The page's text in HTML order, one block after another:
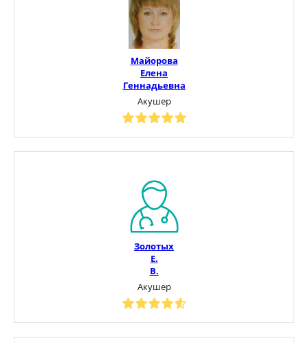
Майорова
Елена
Геннадьевна
Акушер
Золотых
Е.
В.
Акушер